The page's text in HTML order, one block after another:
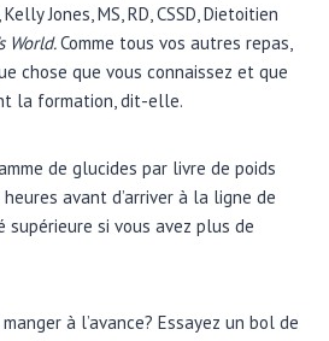
Jones, MS, RD, CSSD, Dietoitien
World.Comme tous vos autres repas,
chose que vous connaissez et que
la formation, dit-elle.
de glucides par livre de poids
avant d’arriver à la ligne de
supérieure si vous avez plus de
à l’avance? Essayez un bol de